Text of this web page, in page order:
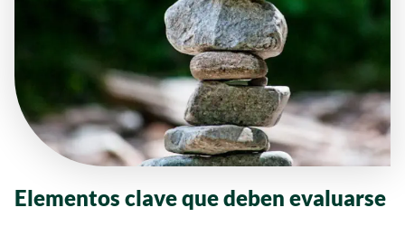
Elementos clave que deben evaluarse